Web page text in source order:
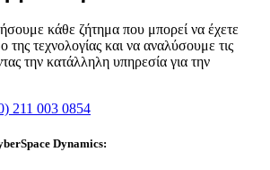
κάθε ζήτημα που μπορεί να έχετε
της τεχνολογίας και να αναλύσουμε τις
την κατάλληλη υπηρεσία για την
211 003 0854
Dynamics: